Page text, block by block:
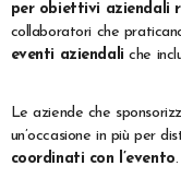
per obiettivi aziendali
collaboratori che
eventi aziendali che
Le aziende che
un’occasione in più per
coordinati con l’evento.